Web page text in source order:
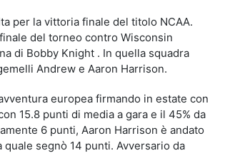
per la vittoria finale del titolo NCAA.
del torneo contro Wisconsin
di Bobby Knight . In quella squadra
Andrew e Aaron Harrison.
europea firmando in estate con
15.8 punti di media a gara e il 45% da
6 punti, Aaron Harrison è andato
segnò 14 punti. Avversario da